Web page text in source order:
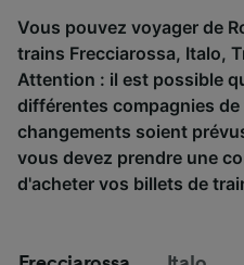
Vous pouvez voyager de
trains Frecciarossa, Italo,
Attention : il est possible
différentes compagnies
changements soient
vous devez prendre une
d'acheter vos billets de